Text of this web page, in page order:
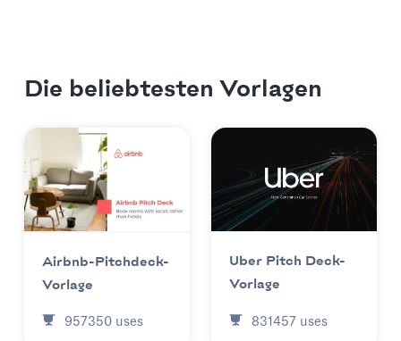
Die beliebtesten Vorlagen
Airbnb-Pitchdeck-
Vorlage
957350 uses
Uber Pitch Deck-
Vorlage
831457 uses